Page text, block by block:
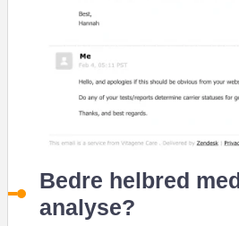
Bedre helbred
analyse?